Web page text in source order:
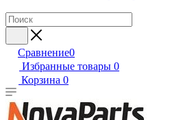
Сравнение0
Избранные товары 0
Корзина 0